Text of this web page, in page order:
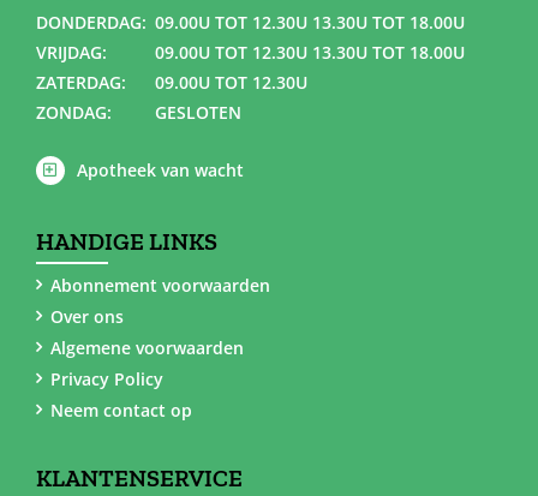
DONDERDAG: 09.00U TOT 12.30U 13.30U TOT 18.00U
VRIJDAG:
09.00U TOT 12.30U 13.30U TOT 18.00U
ZATERDAG:
09.00U TOT 12.30U
ZONDAG:
GESLOTEN
Apotheek van wacht
HANDIGE LINKS
Abonnement voorwaarden
Over ons
Algemene voorwaarden
Privacy Policy
Neem contact op
KLANTENSERVICE